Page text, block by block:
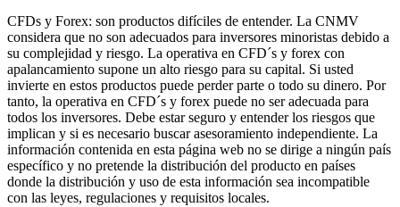
CFDs y Forex: son productos difíciles de entender. La CNMV
considera que no son adecuados para inversores minoristas debido a
su complejidad y riesgo. La operativa en CFD´s y forex con
apalancamiento supone un alto riesgo para su capital. Si usted
invierte en estos productos puede perder parte o todo su dinero. Por
tanto, la operativa en CFD´s y forex puede no ser adecuada para
todos los inversores. Debe estar seguro y entender los riesgos que
implican y si es necesario buscar asesoramiento independiente. La
información contenida en esta página web no se dirige a ningún país
específico y no pretende la distribución del producto en países
donde la distribución y uso de esta información sea incompatible
con las leyes, regulaciones y requisitos locales.